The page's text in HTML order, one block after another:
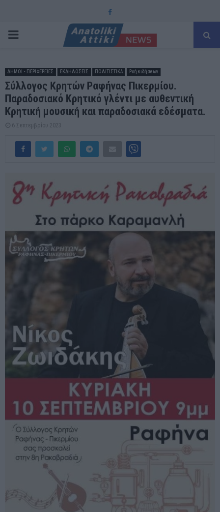
Facebook
PRIMARY
ΔΗΜΟΙ - ΠΕΡΙΦΕΡΕΙΕΣ ΕΚΔΗΛΩΣΕΙΣ ΠΟΛΙΤΙΣΤΙΚΑ Ροή ειδήσεων
Σύλλογος Κρητών Ραφήνας Πικερμίου.
Παραδοσιακό Κρητικό γλέντι με αυθεντική
Κρητική μουσική και παραδοσιακά εδέσματα.
6 Σεπτεμβρίου 2023